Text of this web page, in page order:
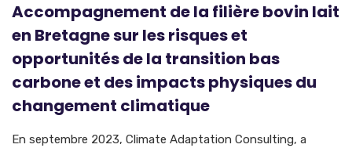
Accompagnement de la filière bovin lait
en Bretagne sur les risques et
opportunités de la transition bas
carbone et des impacts physiques du
changement climatique
En septembre 2023, Climate Adaptation Consulting, a